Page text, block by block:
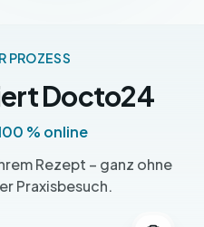
PROZESS
Docto24
% online
Rezept – ganz ohne
Praxisbesuch.